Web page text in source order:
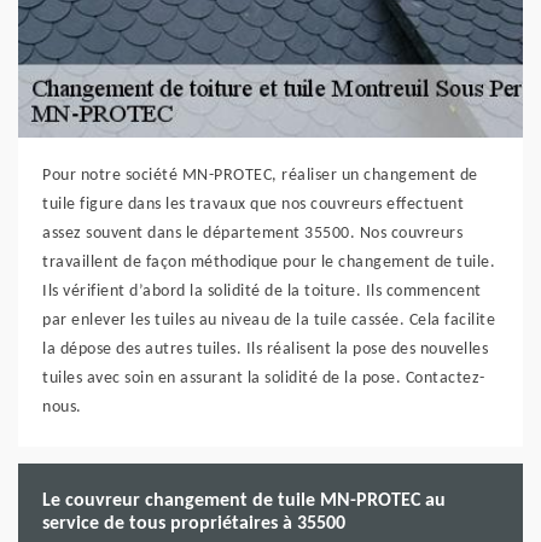
Pour notre société MN-PROTEC, réaliser un changement de
tuile figure dans les travaux que nos couvreurs effectuent
assez souvent dans le département 35500. Nos couvreurs
travaillent de façon méthodique pour le changement de tuile.
Ils vérifient d’abord la solidité de la toiture. Ils commencent
par enlever les tuiles au niveau de la tuile cassée. Cela facilite
la dépose des autres tuiles. Ils réalisent la pose des nouvelles
tuiles avec soin en assurant la solidité de la pose. Contactez-
nous.
Le couvreur changement de tuile MN-PROTEC au
service de tous propriétaires à 35500